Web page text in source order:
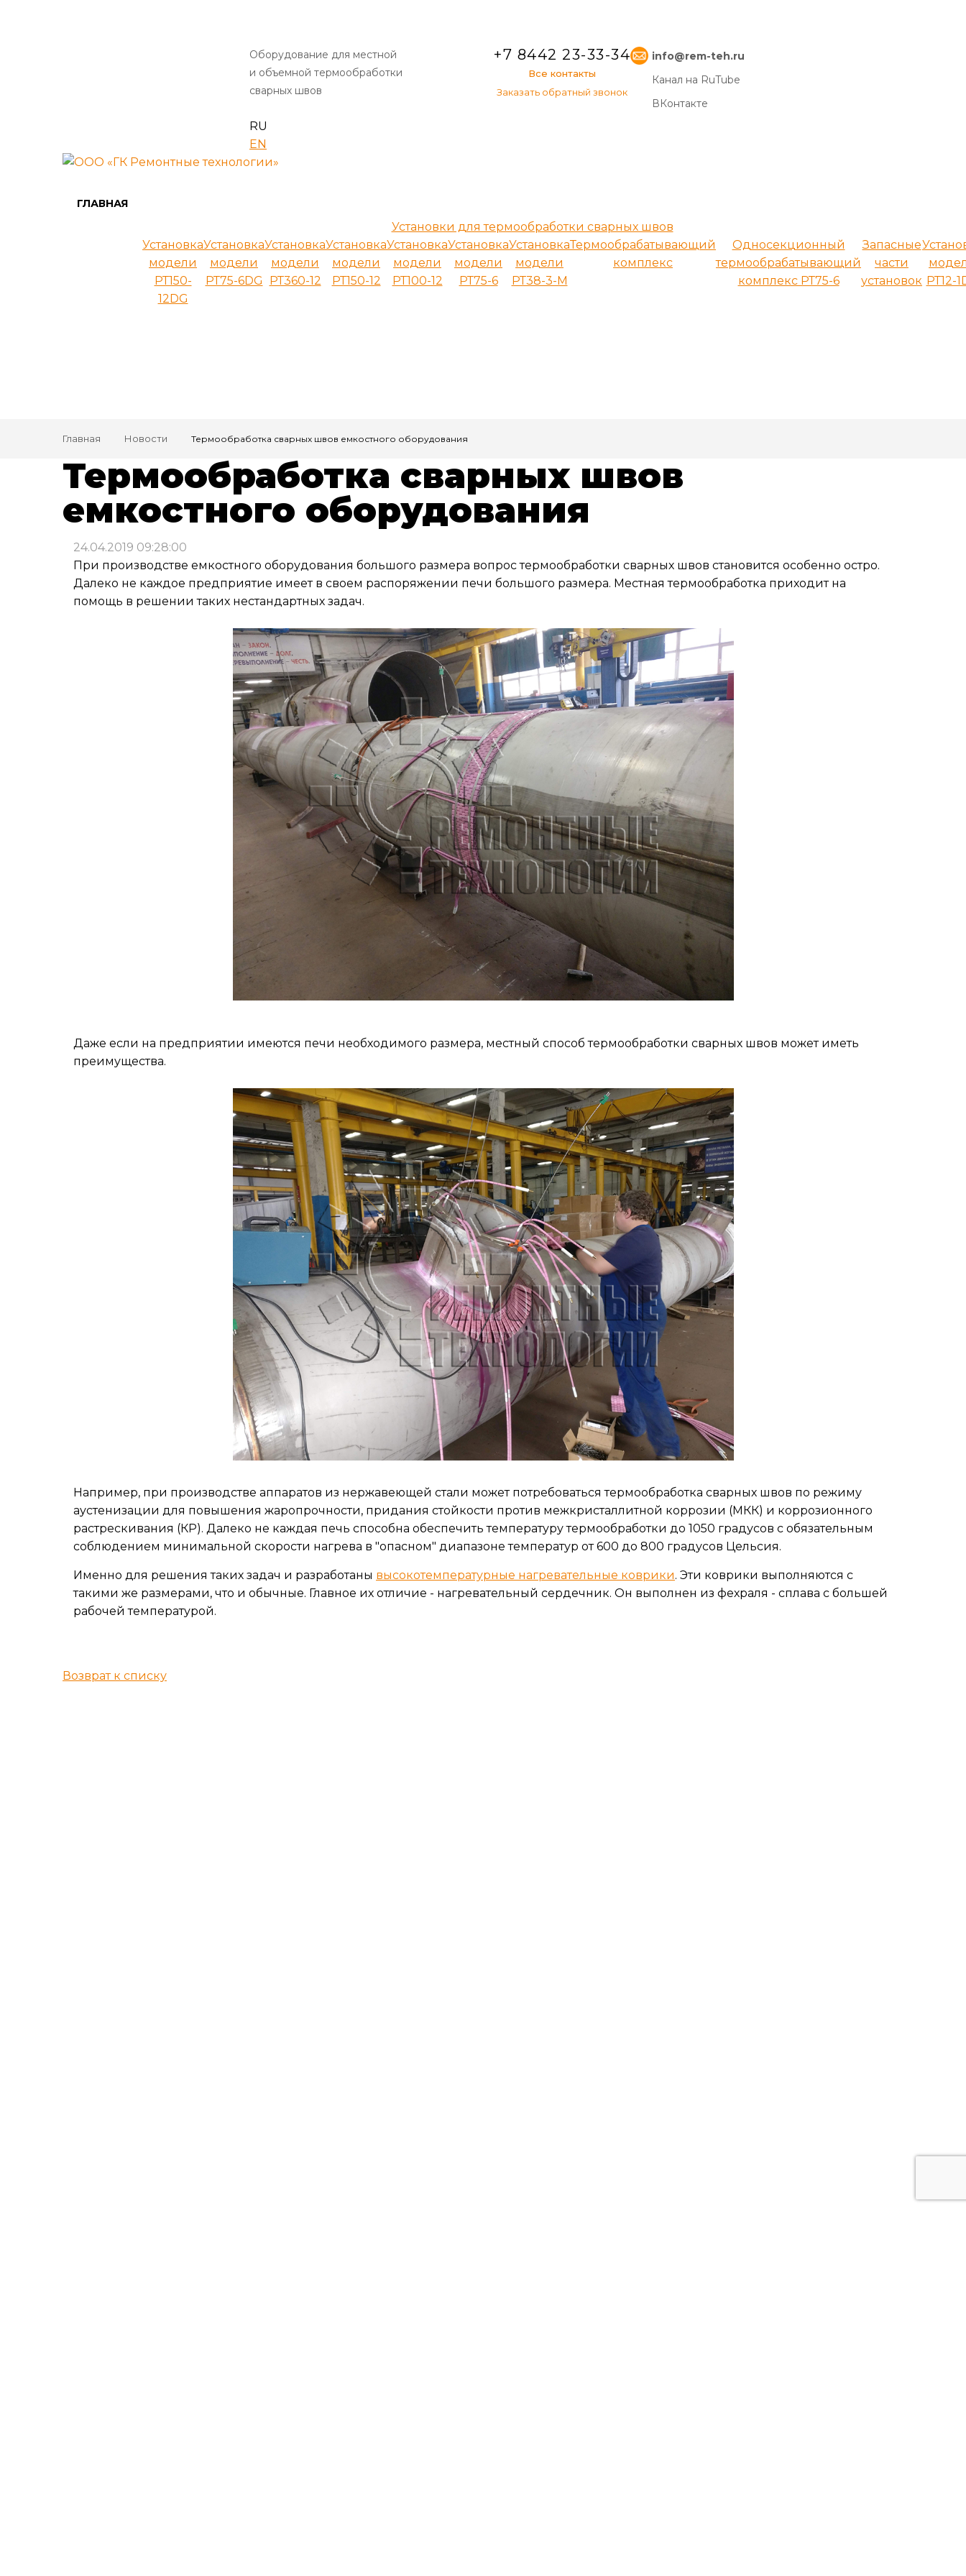
Оборудование для местной
и объемной термообработки
сварных швов
+7 8442 23-33-34
Все контакты
Заказать обратный звонок
info@rem-teh.ru
Канал на RuTube
ВКонтакте
RU
EN
ГЛАВНАЯ
Установки для термообработки сварных швов
Установка
модели
РТ150-
12DG
Установка
модели
РТ75-6DG
Установка
модели
РТ360-12
Установка
модели
РТ150-12
Установка
модели
РТ100-12
Установка
модели
РТ75-6
Установка
модели
РТ38-3-М
Термообрабатывающий
комплекс
Односекционный
термообрабатывающий
комплекс РТ75-6
Запасные
части
установок РТ12-
Главная Новости Термообработка сварных швов емкостного оборудования
Термообработка сварных швов
емкостного оборудования
24.04.2019 09:28:00
При производстве емкостного оборудования большого размера вопрос термообработки сварных швов становится особенно остро.
Далеко не каждое предприятие имеет в своем распоряжении печи большого размера. Местная термообработка приходит на
помощь в решении таких нестандартных задач.
Даже если на предприятии имеются печи необходимого размера, местный способ термообработки сварных швов может иметь
преимущества.
Например, при производстве аппаратов из нержавеющей стали может потребоваться термообработка сварных швов по режиму
аустенизации для повышения жаропрочности, придания стойкости против межкристаллитной коррозии (МКК) и коррозионного
растрескивания (КР). Далеко не каждая печь способна обеспечить температуру термообработки до 1050 градусов с обязательным
соблюдением минимальной скорости нагрева в "опасном" диапазоне температур от 600 до 800 градусов Цельсия.
Именно для решения таких задач и разработаны высокотемпературные нагревательные коврики. Эти коврики выполняются с
такими же размерами, что и обычные. Главное их отличие - нагревательный сердечник. Он выполнен из фехраля - сплава с большей
рабочей температурой.
Возврат к списку